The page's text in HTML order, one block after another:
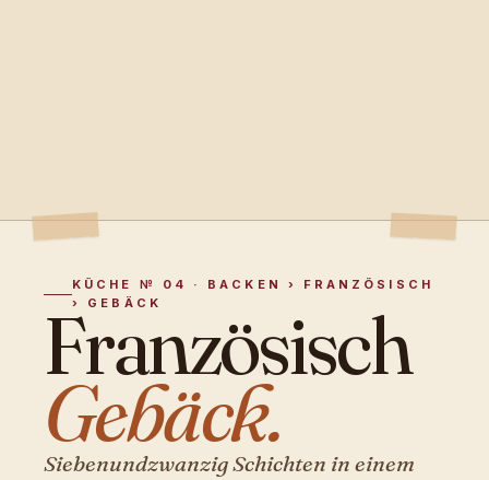
KÜCHE № 04 · BACKEN › FRANZÖSISCH
› GEBÄCK
Französisch
Gebäck.
Siebenundzwanzig Schichten in einem